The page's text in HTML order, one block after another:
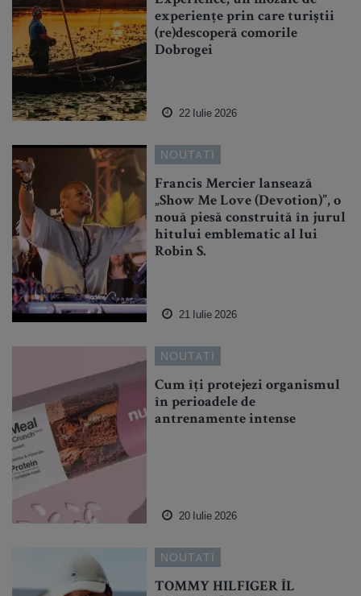
experiențe prin care turiștii
(re)descoperă comorile
Dobrogei
22 Iulie 2026
NOUTATI
Francis Mercier lansează
„Show Me Love (Devotion)”, o
nouă piesă construită în jurul
hitului emblematic al lui
Robin S.
21 Iulie 2026
NOUTATI
Cum îți protejezi organismul
în perioadele de
antrenamente intense
20 Iulie 2026
NOUTATI
TOMMY HILFIGER ÎL